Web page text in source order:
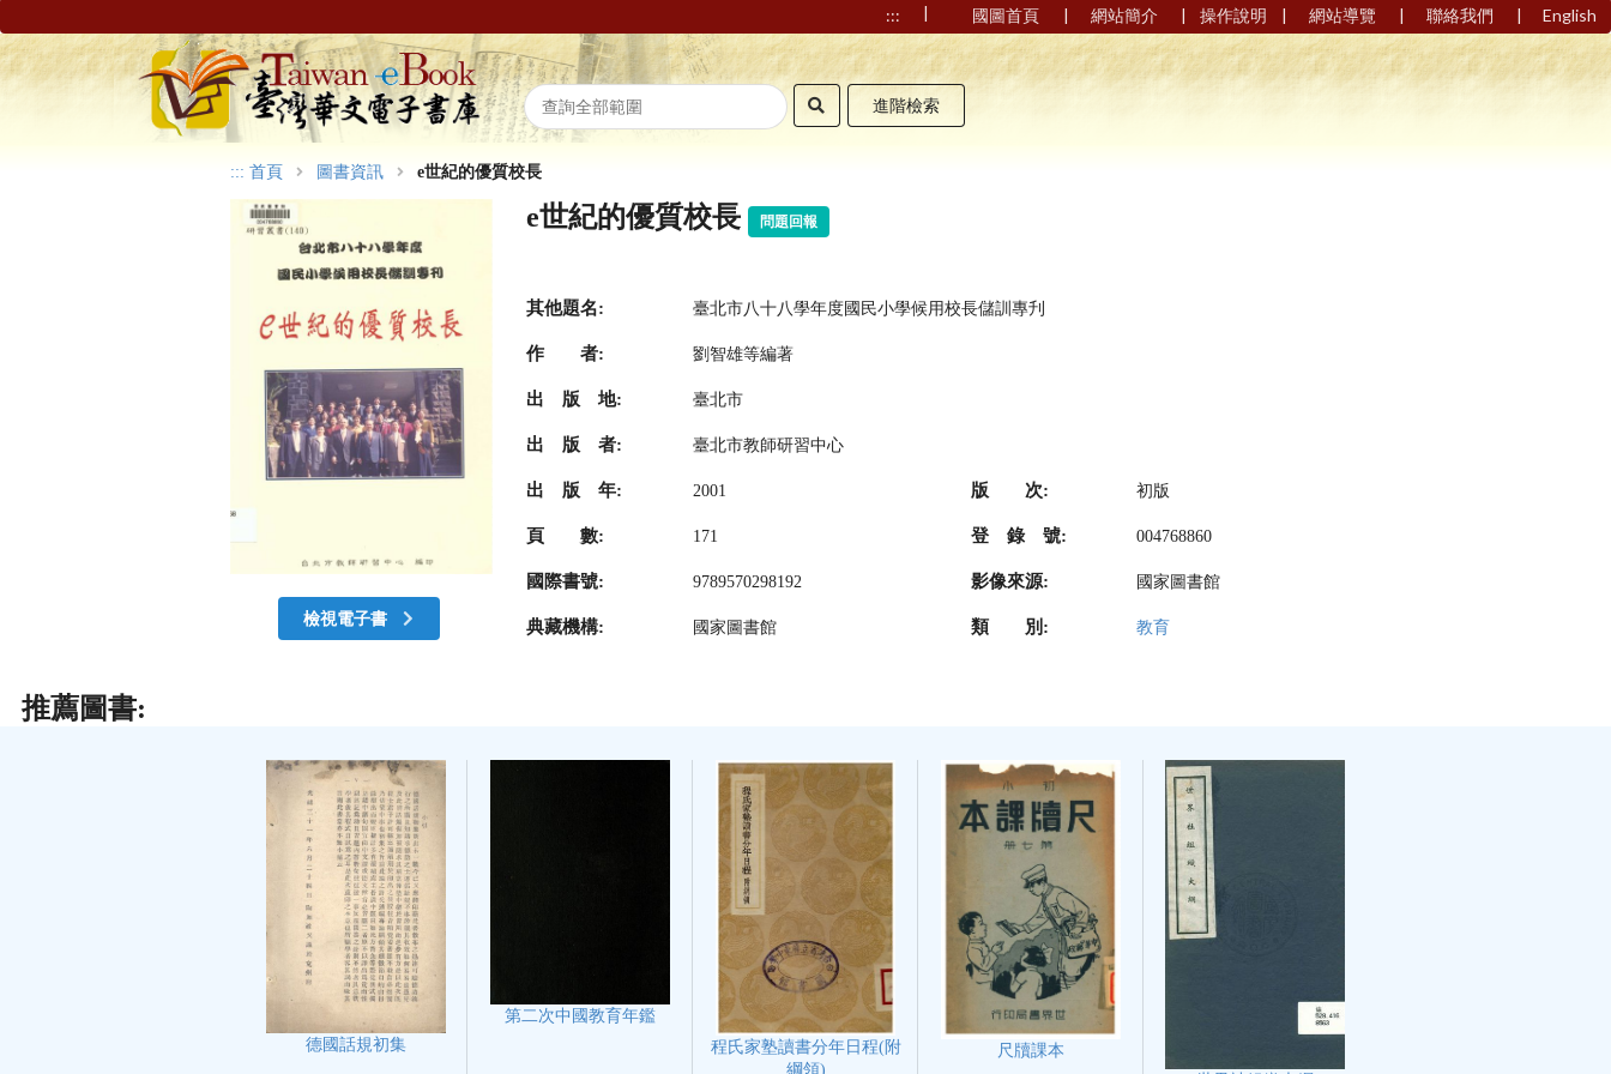
::: | 國圖首頁 | 網站簡介 | 操作說明 | 網站導覽 | 聯絡我們 | English
進階檢索
::: 首頁 圖書資訊 e世紀的優質校長
檢視電子書
e世紀的優質校長 問題回報
其他題名: 臺北市八十八學年度國民小學候用校長儲訓專刋
作 者: 劉智雄等編著
出 版 地: 臺北市
出 版 者: 臺北市教師研習中心
出 版 年: 2001 版 次: 初版
頁 數: 171 登 錄 號: 004768860
國際書號: 9789570298192 影像來源: 國家圖書館
典藏機構: 國家圖書館 類 別: 教育
推薦圖書:
德國話規初集
第二次中國教育年鑑
程氏家塾讀書分年日程(附
綱領)
尺牘課本